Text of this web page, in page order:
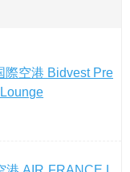
際空港 Bidvest Pre